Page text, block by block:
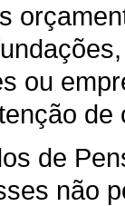
ou
de
não